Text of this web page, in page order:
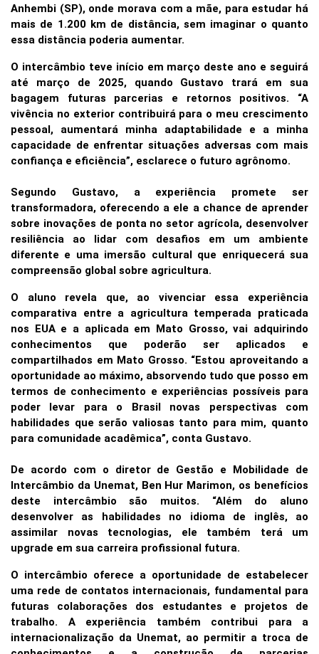
Anhembi (SP), onde morava com a mãe, para estudar há
mais de 1.200 km de distância, sem imaginar o quanto
essa distância poderia aumentar.
O intercâmbio teve início em março deste ano e seguirá
até março de 2025, quando Gustavo trará em sua
bagagem futuras parcerias e retornos positivos. “A
vivência no exterior contribuirá para o meu crescimento
pessoal, aumentará minha adaptabilidade e a minha
capacidade de enfrentar situações adversas com mais
confiança e eficiência”, esclarece o futuro agrônomo.
Segundo Gustavo, a experiência promete ser
transformadora, oferecendo a ele a chance de aprender
sobre inovações de ponta no setor agrícola, desenvolver
resiliência ao lidar com desafios em um ambiente
diferente e uma imersão cultural que enriquecerá sua
compreensão global sobre agricultura.
O aluno revela que, ao vivenciar essa experiência
comparativa entre a agricultura temperada praticada
nos EUA e a aplicada em Mato Grosso, vai adquirindo
conhecimentos que poderão ser aplicados e
compartilhados em Mato Grosso. “Estou aproveitando a
oportunidade ao máximo, absorvendo tudo que posso em
termos de conhecimento e experiências possíveis para
poder levar para o Brasil novas perspectivas com
habilidades que serão valiosas tanto para mim, quanto
para comunidade acadêmica”, conta Gustavo.
De acordo com o diretor de Gestão e Mobilidade de
Intercâmbio da Unemat, Ben Hur Marimon, os benefícios
deste intercâmbio são muitos. “Além do aluno
desenvolver as habilidades no idioma de inglês, ao
assimilar novas tecnologias, ele também terá um
upgrade em sua carreira profissional futura.
O intercâmbio oferece a oportunidade de estabelecer
uma rede de contatos internacionais, fundamental para
futuras colaborações dos estudantes e projetos de
trabalho. A experiência também contribui para a
internacionalização da Unemat, ao permitir a troca de